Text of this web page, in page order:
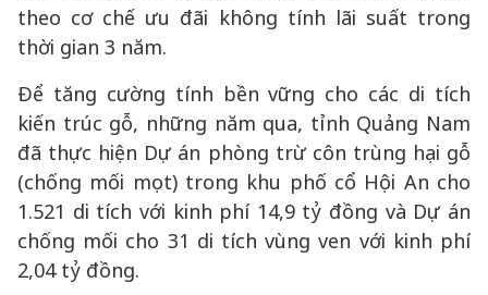
theo cơ chế ưu đãi không tính lãi suất trong
thời gian 3 năm.
Để tăng cường tính bền vững cho các di tích
kiến trúc gỗ, những năm qua, tỉnh Quảng Nam
đã thực hiện Dự án phòng trừ côn trùng hại gỗ
(chống mối mọt) trong khu phố cổ Hội An cho
1.521 di tích với kinh phí 14,9 tỷ đồng và Dự án
chống mối cho 31 di tích vùng ven với kinh phí
2,04 tỷ đồng.